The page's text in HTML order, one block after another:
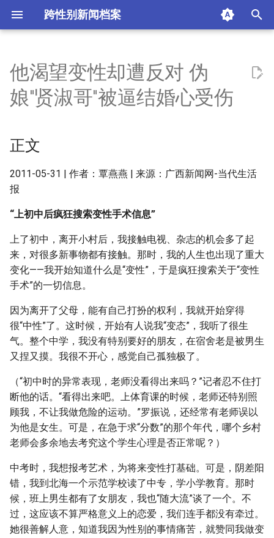
跨性别新闻档案
t
a
l
i
n
g
s
e
c
h
正文
摘要与附加信息
附加信息 [Processed Page
Metadata]
他渴望变性却遭反对 伪
娘"贤淑哥"被逼结婚心受伤
正文
2011-05-31 | 作者：覃燕燕 | 来源：广西新闻网-当代生活
报
“上初中后疯狂搜索变性手术信息”
上了初中，离开小村后，我接触电视、杂志的机会多了起
来，对很多新事物都有接触。那时，我的人生也出现了重大
变化——我开始知道什么是“变性”，于是疯狂搜索关于“变性
手术”的一切信息。
因为离开了父母，能有自己打扮的权利，我就开始穿得
很“中性”了。这时候，开始有人说我“变态”，我听了很生
气。整个中学，我没有特别要好的朋友，在宿舍老是被男生
又捏又摸。我很不开心，感觉自己孤独极了。
（“初中时的异常表现，老师没看得出来吗？”记者忍不住打
断他的话。“看得出来吧。上体育课的时候，老师还特别照
顾我，不让我做危险的运动。”罗振说，还经常有老师误以
为他是女生。可是，在急于求“分数”的那个年代，哪个乡村
老师会多余地去考究这个学生心理是否正常呢？）
中考时，我想报考艺术，为将来变性打基础。可是，阴差阳
错，我到北海一个示范学校读了中专，学小学教育。那时
候，班上男生都有了女朋友，我也“随大流”谈了一个。不
过，这应该不算严格意义上的恋爱，我们连手都没有牵过。
她很善解人意，知道我因为性别的事情痛苦，就赞同我做变